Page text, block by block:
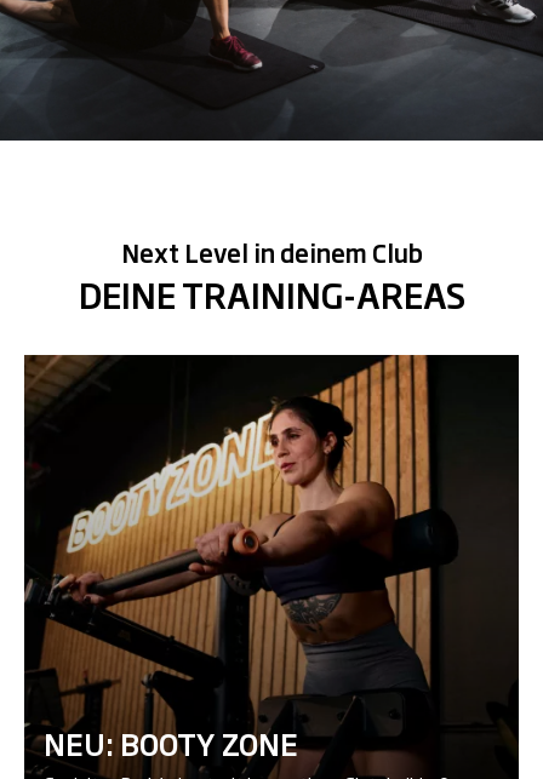
Next Level in deinem Club
DEINE TRAINING-AREAS
NEU: BOOTY ZONE